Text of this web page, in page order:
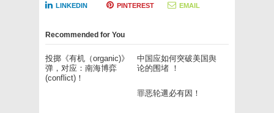
LINKEDIN PINTEREST EMAIL
Recommended for You
投掷《有机（organic)》
弹，对应：南海博弈
(conflict)！
中国应如何突破美国舆
论的围堵 ！
罪恶轮逥必有因！